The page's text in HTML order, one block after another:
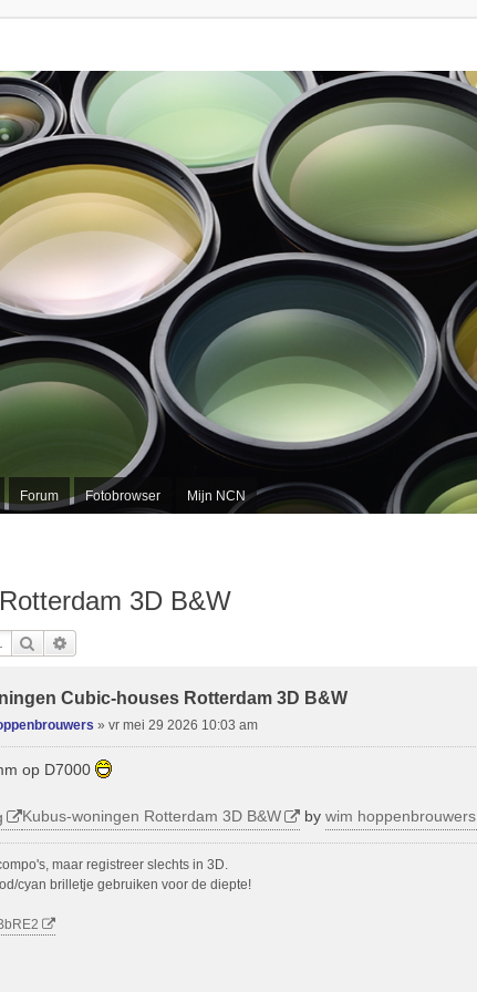
Forum Fotobrowser Mijn NCN
3D B&W
Zoek
Cubic-houses Rotterdam 3D B&W
»vr mei 29 2026 10:03 am
op D7000
Kubus-woningen Rotterdam 3D B&W by wim hoppenbrouwers
maar registreer slechts in 3D.
cyan brilletje gebruiken voor de diepte!